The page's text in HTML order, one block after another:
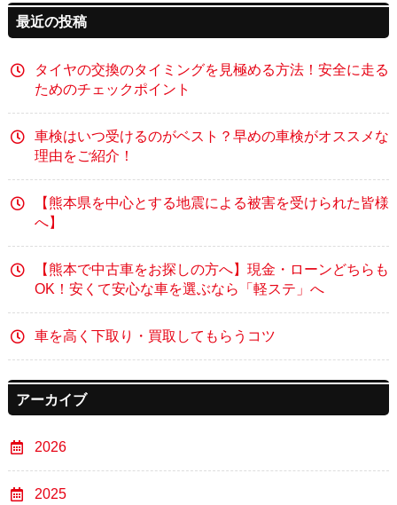
最近の投稿
タイヤの交換のタイミングを見極める方法！安全に走る
ためのチェックポイント
車検はいつ受けるのがベスト？早めの車検がオススメな
理由をご紹介！
【熊本県を中心とする地震による被害を受けられた皆様
へ】
【熊本で中古車をお探しの方へ】現金・ローンどちらも
OK！安くて安心な車を選ぶなら「軽ステ」へ
車を高く下取り・買取してもらうコツ
アーカイブ
2026
2025